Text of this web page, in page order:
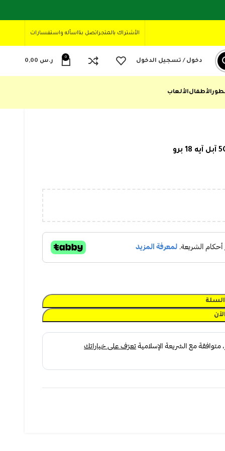
الأشتراك بالمتجراتصل بنااسأله واستفسارات
دخول / تسجيل الدخول
0
ر.س
الأطفالالألعاب